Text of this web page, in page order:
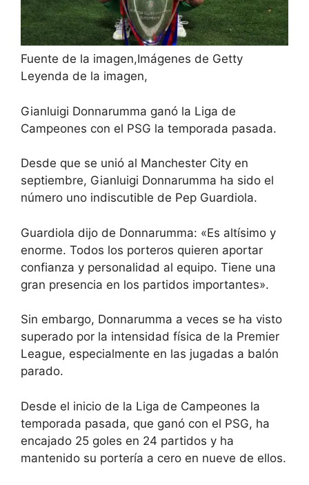
Fuente de la imagen,Imágenes de Getty
Leyenda de la imagen,
Gianluigi Donnarumma ganó la Liga de
Campeones con el PSG la temporada pasada.
Desde que se unió al Manchester City en
septiembre, Gianluigi Donnarumma ha sido el
número uno indiscutible de Pep Guardiola.
Guardiola dijo de Donnarumma: «Es altísimo y
enorme. Todos los porteros quieren aportar
confianza y personalidad al equipo. Tiene una
gran presencia en los partidos importantes».
Sin embargo, Donnarumma a veces se ha visto
superado por la intensidad física de la Premier
League, especialmente en las jugadas a balón
parado.
Desde el inicio de la Liga de Campeones la
temporada pasada, que ganó con el PSG, ha
encajado 25 goles en 24 partidos y ha
mantenido su portería a cero en nueve de ellos.